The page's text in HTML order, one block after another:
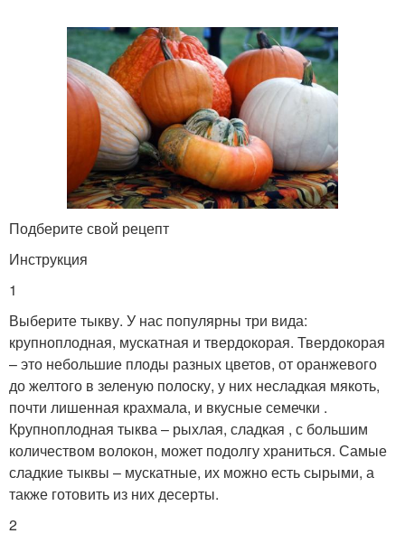
Подберите свой рецепт
Инструкция
1
Выберите тыкву. У нас популярны три вида:
крупноплодная, мускатная и твердокорая. Твердокорая
– это небольшие плоды разных цветов, от оранжевого
до желтого в зеленую полоску, у них несладкая мякоть,
почти лишенная крахмала, и вкусные семечки .
Крупноплодная тыква – рыхлая, сладкая , с большим
количеством волокон, может подолгу храниться. Самые
сладкие тыквы – мускатные, их можно есть сырыми, а
также готовить из них десерты.
2